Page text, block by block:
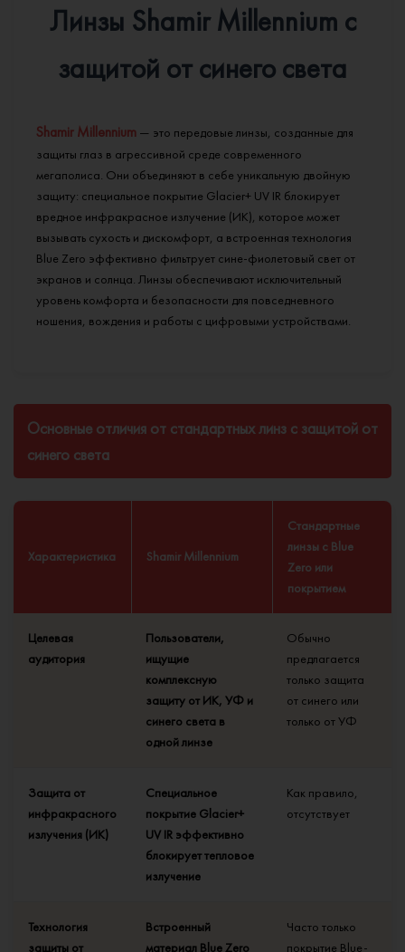
Линзы Shamir Millennium с
защитой от синего света
Shamir Millennium — это передовые линзы, созданные для
защиты глаз в агрессивной среде современного
мегаполиса. Они объединяют в себе уникальную двойную
защиту: специальное покрытие Glacier+ UV IR блокирует
вредное инфракрасное излучение (ИК), которое может
вызывать сухость и дискомфорт, а встроенная технология
Blue Zero эффективно фильтрует сине-фиолетовый свет от
экранов и солнца. Линзы обеспечивают исключительный
уровень комфорта и безопасности для повседневного
ношения, вождения и работы с цифровыми устройствами.
Основные отличия от стандартных линз с защитой от
синего света
Характеристика Shamir Millennium
Стандартные
линзы с Blue
Zero или
покрытием
Целевая
аудитория
Пользователи,
ищущие
комплексную
защиту от ИК, УФ и
синего света в
одной линзе
Обычно
предлагается
только защита
от синего или
только от УФ
Защита от
инфракрасного
излучения (ИК)
Специальное
покрытие Glacier+
UV IR эффективно
блокирует тепловое
излучение
Как правило,
отсутствует
Технология
защиты от
Встроенный
материал Blue Zero
Часто только
покрытие Blue-